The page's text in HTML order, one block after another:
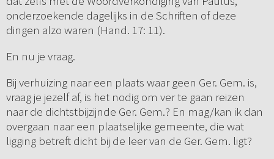
onderzoekende dagelijks in de Schriften of deze
dingen alzo waren (Hand. 17: 11).
En nu je vraag.
Bij verhuizing naar een plaats waar geen Ger. Gem. is,
vraag je jezelf af, is het nodig om ver te gaan reizen
naar de dichtstbijzijnde Ger. Gem.? En mag/kan ik dan
overgaan naar een plaatselijke gemeente, die wat
ligging betreft dicht bij de leer van de Ger. Gem. ligt?